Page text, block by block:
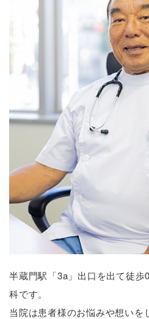
半蔵門駅「3a」出口を出て徒
科です。
当院は患者様のお悩みや想いを